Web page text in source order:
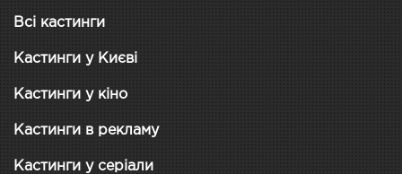
Всі кастинги
Кастинги у Києві
Кастинги у кіно
Кастинги в рекламу
Кастинги у серіали